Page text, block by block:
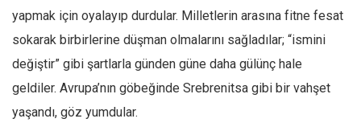
Avrupa
Asya
Afrika
İslam Dünyası
Amerika
yapmak için oyalayıp durdular. Milletlerin arasına fitne fesat
sokarak birbirlerine düşman olmalarını sağladılar; “ismini
değiştir” gibi şartlarla günden güne daha gülünç hale
geldiler. Avrupa’nın göbeğinde Srebrenitsa gibi bir vahşet
yaşandı, göz yumdular.